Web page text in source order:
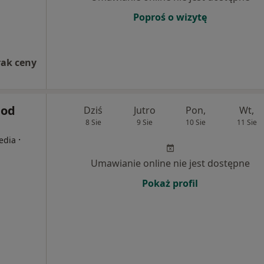
ceny
Poproś o wizytę
·
Dziś
8 Sie
Jutro
9 Sie
Pon,
10 Sie
Wt,
11 Sie
Umawianie online nie jest dostępne
Pokaż profil